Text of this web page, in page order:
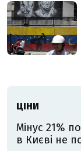
ЦІНИ
Мінус 21%
в Києві не